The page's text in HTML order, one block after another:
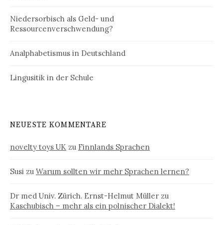
Niedersorbisch als Geld- und
Ressourcenverschwendung?
Analphabetismus in Deutschland
Lingusitik in der Schule
NEUESTE KOMMENTARE
novelty toys UK zu Finnlands Sprachen
Susi zu Warum sollten wir mehr Sprachen lernen?
Dr med Univ. Zürich. Ernst-Helmut Müller zu
Kaschubisch – mehr als ein polnischer Dialekt!